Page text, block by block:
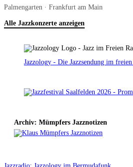
Palmengarten · Frankfurt am Main
Alle Jazzkonzerte anzeigen
Jazzology - Die Jazzsendung im
Archiv: Mümpfers Jazznotizen